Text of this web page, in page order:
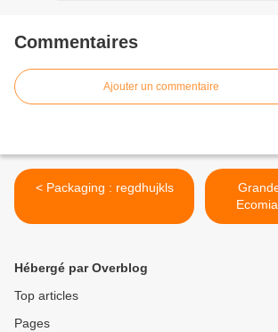
Commentaires
Ajouter un commentaire
< Packaging : regdhujkls
Hébergé par Overblog
Top articles
Pages